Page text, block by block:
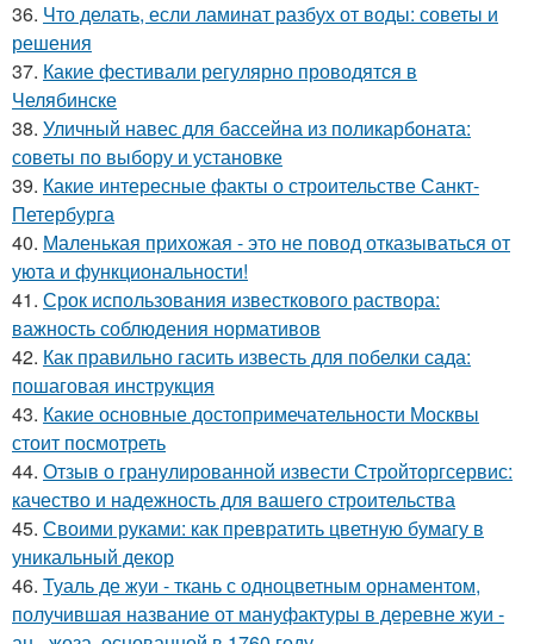
36. Что делать, если ламинат разбух от воды: советы и
решения
37. Какие фестивали регулярно проводятся в
Челябинске
38. Уличный навес для бассейна из поликарбоната:
советы по выбору и установке
39. Какие интересные факты о строительстве Санкт-
Петербурга
40. Маленькая прихожая - это не повод отказываться от
уюта и функциональности!
41. Срок использования известкового раствора:
важность соблюдения нормативов
42. Как правильно гасить известь для побелки сада:
пошаговая инструкция
43. Какие основные достопримечательности Москвы
стоит посмотреть
44. Отзыв о гранулированной извести Стройторгсервис:
качество и надежность для вашего строительства
45. Своими руками: как превратить цветную бумагу в
уникальный декор
46. Туаль де жуи - ткань с одноцветным орнаментом,
получившая название от мануфактуры в деревне жуи -